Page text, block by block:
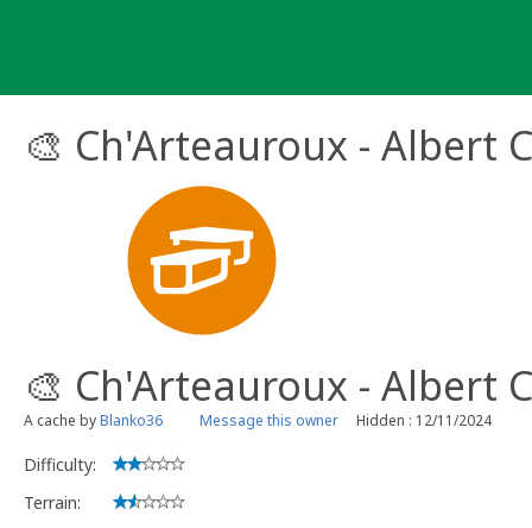
🎨​ Ch'Arteauroux - Albert
🎨​ Ch'Arteauroux - Albert
A cache byBlanko36 Message this owner Hidden : 12/11/2024
Difficulty:
Terrain: